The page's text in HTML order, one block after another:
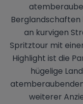
Berglandschaften
an kurvigen
Spritztour mit
Highlight ist die
hügelige
weiterer